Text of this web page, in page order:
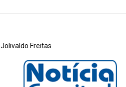
Jolivaldo Freitas